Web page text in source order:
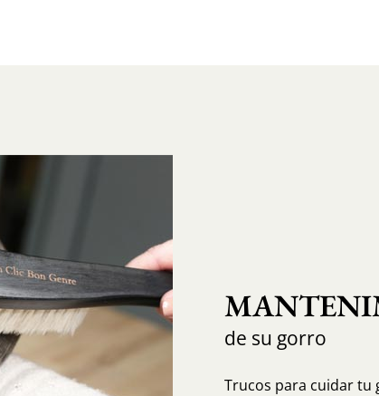
de su gorro
Trucos para cuidar tu